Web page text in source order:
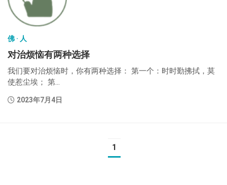
佛 · 人
对治烦恼有两种选择
我们要对治烦恼时，你有两种选择： 第一个：时时勤拂拭，莫
使惹尘埃； 第...
2023年7月4日
1